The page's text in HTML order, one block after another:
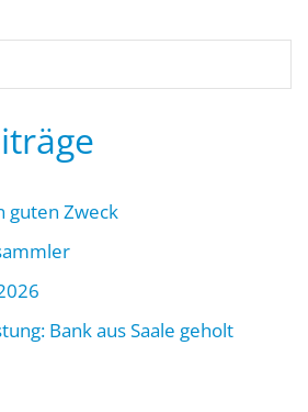
guten Zweck
Bank aus Saale geholt